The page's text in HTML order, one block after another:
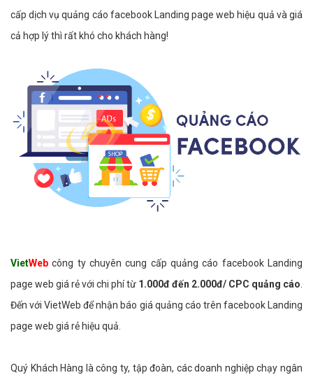
cấp dịch vụ quảng cáo facebook Landing page web hiệu quả và giá
cả hợp lý thì rất khó cho khách hàng!
VietWeb công ty chuyên cung cấp quảng cáo facebook Landing
page web giá rẻ với chi phí từ 1.000đ đến 2.000đ/ CPC quảng cáo
Đến với VietWeb để nhận báo giá quảng cáo trên facebook Landing
page web giá rẻ hiệu quả.
Quý Khách Hàng là công ty, tập đoàn, các doanh nghiệp chạy ngân